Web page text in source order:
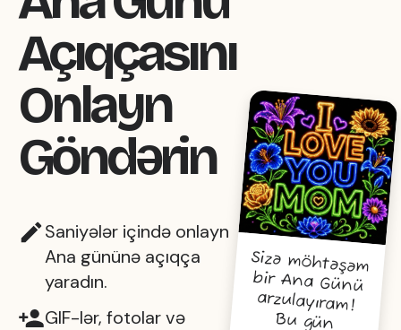
Açıqçasını
Onlayn
Göndərin
Saniyələr içində onlayn
Ana gününə açıqça
yaradın.
GIF-lər, fotolar və
Sizə möhtəşəm
bir Ana Günü
arzulayıram!
Bu gün
gətirəcəyi
bütün sevgi
və xoşbəxtliyə